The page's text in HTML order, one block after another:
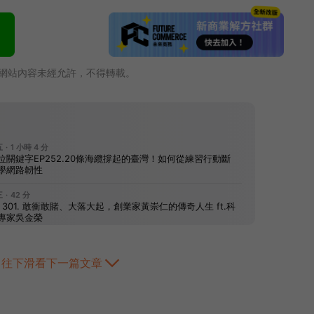
站內容未經允許，不得轉載。
往下滑看下一篇文章